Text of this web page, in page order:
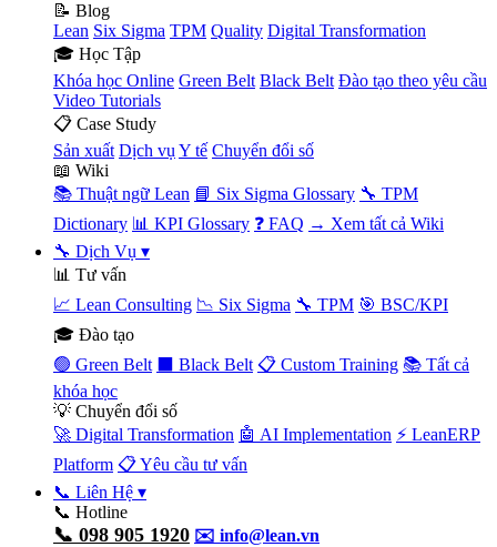
📝 Blog
Lean Six Sigma TPM Quality Digital Transformation
🎓 Học Tập
Khóa học Online Green Belt Black Belt Đào tạo theo yêu cầu
Video Tutorials
📋 Case Study
Sản xuất Dịch vụ Y tế Chuyển đổi số
📖 Wiki
📚 Thuật ngữ Lean 📘 Six Sigma Glossary 🔧 TPM
Dictionary 📊 KPI Glossary ❓ FAQ → Xem tất cả Wiki
🔧 Dịch Vụ ▾
📊 Tư vấn
📈 Lean Consulting 📉 Six Sigma 🔧 TPM 🎯 BSC/KPI
🎓 Đào tạo
🟢 Green Belt
⬛ Black Belt 📋 Custom Training 📚 Tất cả
khóa học
💡 Chuyển đổi số
🚀 Digital Transformation 🤖 AI Implementation ⚡ LeanERP
Platform 📋 Yêu cầu tư vấn
📞 Liên Hệ ▾
📞 Hotline
📞 098 905 1920 ✉️ info@lean.vn